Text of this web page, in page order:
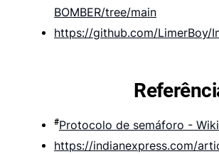
BOMBER/tree/main
https://github.com/LimerBoy/
#Protocolo de semáforo -
https://indianexpress.com/